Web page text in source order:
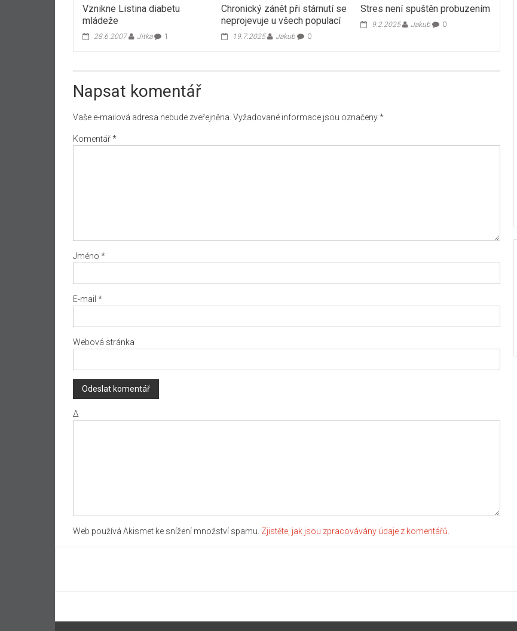
Vznikne Listina diabetu
mládeže
28.6.2007 Jitka 1
Chronický zánět při stárnutí se
neprojevuje u všech populací
19.7.2025 Jakub 0
Stres není spuštěn probuzením
9.2.2025 Jakub 0
Napsat komentář
Vaše e-mailová adresa nebude zveřejněna. Vyžadované informace jsou označeny*
Komentář*
Jméno *
E-mail *
Webová stránka
Δ
Web používá Akismet ke snížení množství spamu. Zjistěte, jak jsou zpracovávány údaje z komentářů.